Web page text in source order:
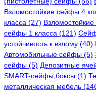
Взломостойкие сейфы 4
класса (27)
сейфы 1 класса (121)
устойчивость к взлому (40)
Автомобильные сейфы (5)
сейфы (5) Депозитные
SMART-сейфы,боксы (1)
металлическая мебель